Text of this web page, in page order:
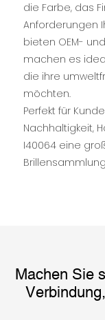
die Farbe, das
Anforderungen
bieten OEM-
machen es
die ihre
möchten.
Perfekt für
Nachhaltigkeit,
I40064 eine
Machen Sie